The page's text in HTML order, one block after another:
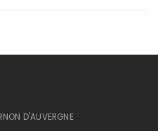
D'AUVERGNE